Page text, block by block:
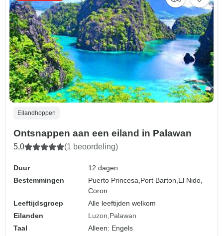
Eilandhoppen
Ontsnappen aan een eiland in Palawan
5,0 (1 beoordeling)
Duur
12 dagen
Bestemmingen
Puerto Princesa,Port Barton,El Nido,
Coron
Leeftijdsgroep
Alle leeftijden welkom
Eilanden
Luzon Palawan
Taal
Alleen: Engels